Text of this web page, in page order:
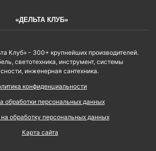
«ДЕЛЬТА КЛУБ»
Клуб» - 300+ крупнейших производителей.
светотехника, инструмент, системы
инженерная сантехника.
конфиденциальности
обработки персональных данных
обработку персональных данных
Карта сайта